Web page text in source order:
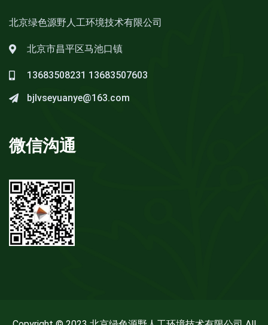
北京绿色源野人工环境技术有限公司
北京市昌平区马池口镇
13683508231 13683507603
bjlvseyuanye@163.com
微信沟通